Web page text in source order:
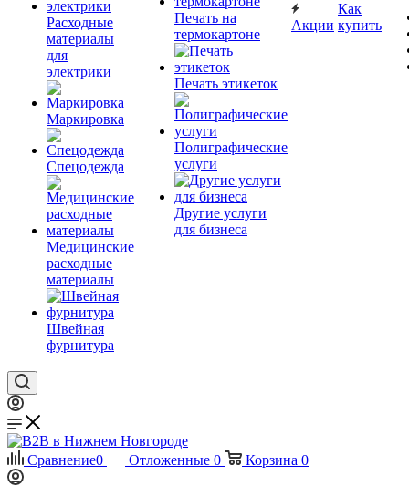
Расходные
материалы
для
электрики
Маркировка
Спецодежда
Медицинские
расходные
материалы
Швейная
фурнитура
Печать на
термокартоне
Печать этикеток
Полиграфические
услуги
Другие услуги
для бизнеса
Акции
Как
купить
Сравнение0 Отложенные 0 Корзина 0